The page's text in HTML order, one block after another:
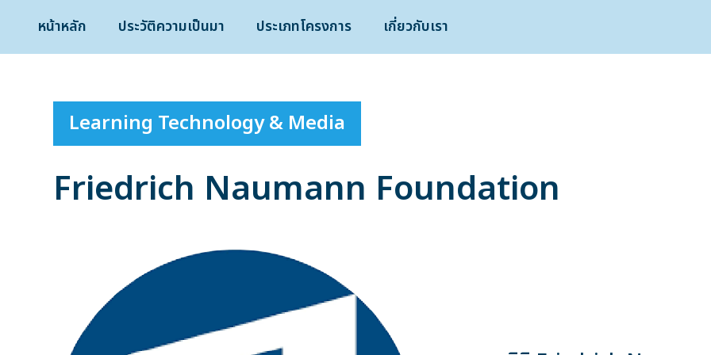
หน้าหลัก ประวัติความเป็นมา ประเภทโครงการ เกี่ยวกับเรา
Learning Technology & Media
Friedrich Naumann Foundation